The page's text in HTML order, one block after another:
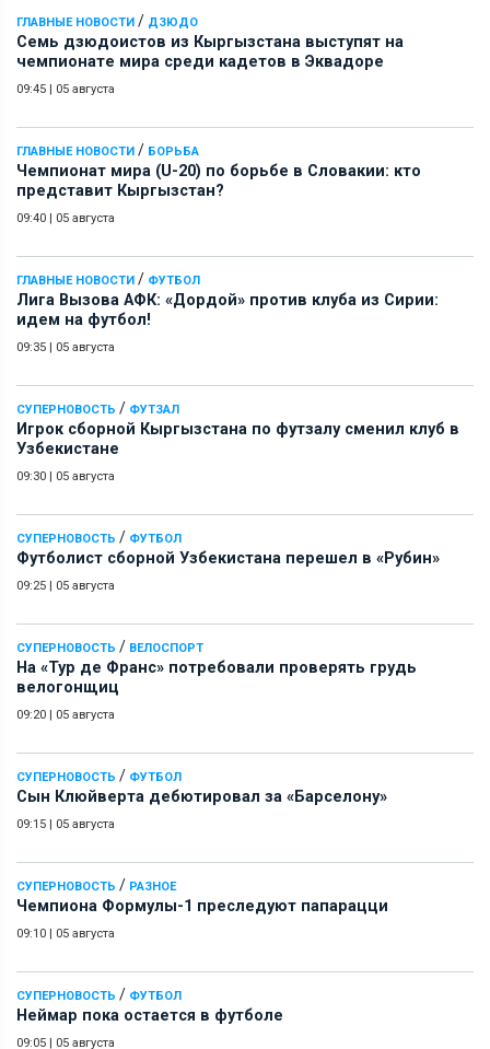
ГЛАВНЫЕ НОВОСТИ / ДЗЮДО
Семь дзюдоистов из Кыргызстана выступят на
чемпионате мира среди кадетов в Эквадоре
09:45 | 05 августа
ГЛАВНЫЕ НОВОСТИ / БОРЬБА
Чемпионат мира (U-20) по борьбе в Словакии: кто
представит Кыргызстан?
09:40 | 05 августа
ГЛАВНЫЕ НОВОСТИ / ФУТБОЛ
Лига Вызова АФК: «Дордой» против клуба из Сирии:
идем на футбол!
09:35 | 05 августа
СУПЕРНОВОСТЬ / ФУТЗАЛ
Игрок сборной Кыргызстана по футзалу сменил клуб в
Узбекистане
09:30 | 05 августа
СУПЕРНОВОСТЬ / ФУТБОЛ
Футболист сборной Узбекистана перешел в «Рубин»
09:25 | 05 августа
СУПЕРНОВОСТЬ / ВЕЛОСПОРТ
На «Тур де Франс» потребовали проверять грудь
велогонщиц
09:20 | 05 августа
СУПЕРНОВОСТЬ / ФУТБОЛ
Сын Клюйверта дебютировал за «Барселону»
09:15 | 05 августа
СУПЕРНОВОСТЬ / РАЗНОЕ
Чемпиона Формулы-1 преследуют папарацци
09:10 | 05 августа
СУПЕРНОВОСТЬ / ФУТБОЛ
Неймар пока остается в футболе
09:05 | 05 августа